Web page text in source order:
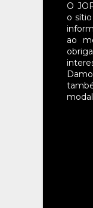
O
o
ao